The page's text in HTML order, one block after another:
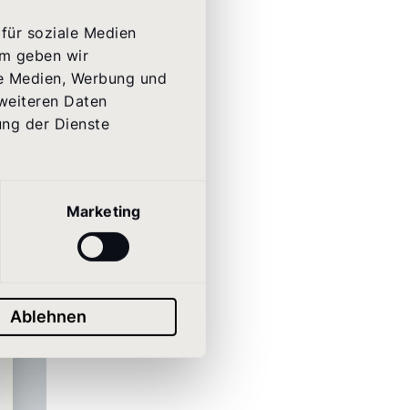
soziale Medien
geben wir
Werbung und
Daten
der Dienste
Marketing
Ablehnen